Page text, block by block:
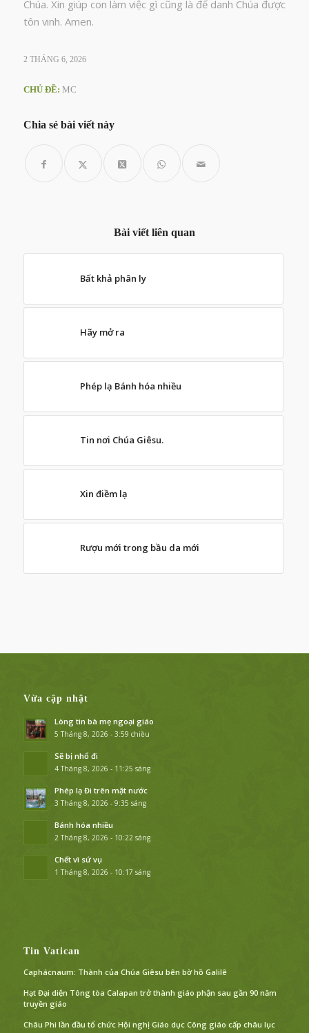
Chúa. Xin giúp con làm việc gì cũng là để danh Chúa được
tôn vinh. Amen.
2 THÁNG 6, 2026
CHỦ ĐỀ: MC
Chia sẻ bài viết này
Bài viết liên quan
Bất khả phân ly
Hãy mở ra
Phép lạ Bánh hóa nhiều
Tin nơi Chúa Giêsu.
Xin điềm lạ
Rượu mới trong bầu da mới
Vừa cập nhật
Lòng tin bà mẹ ngoại giáo
5 Tháng 8, 2026 - 3:59 chiều
Sẽ bị nhổ đi
4 Tháng 8, 2026 - 11:25 sáng
Phép lạ Đi trên mặt nước
3 Tháng 8, 2026 - 9:35 sáng
Bánh hóa nhiều
2 Tháng 8, 2026 - 10:22 sáng
Chết vì sứ vụ
1 Tháng 8, 2026 - 10:17 sáng
Tin Vatican
Caphácnaum: Thành của Chúa Giêsu bên bờ hồ Galilê
Hạt Đại diện Tông tòa Calapan trở thành giáo phận sau gần 90 năm
truyền giáo
Châu Phi lần đầu tổ chức Hội nghị Giáo dục Công giáo cấp châu lục